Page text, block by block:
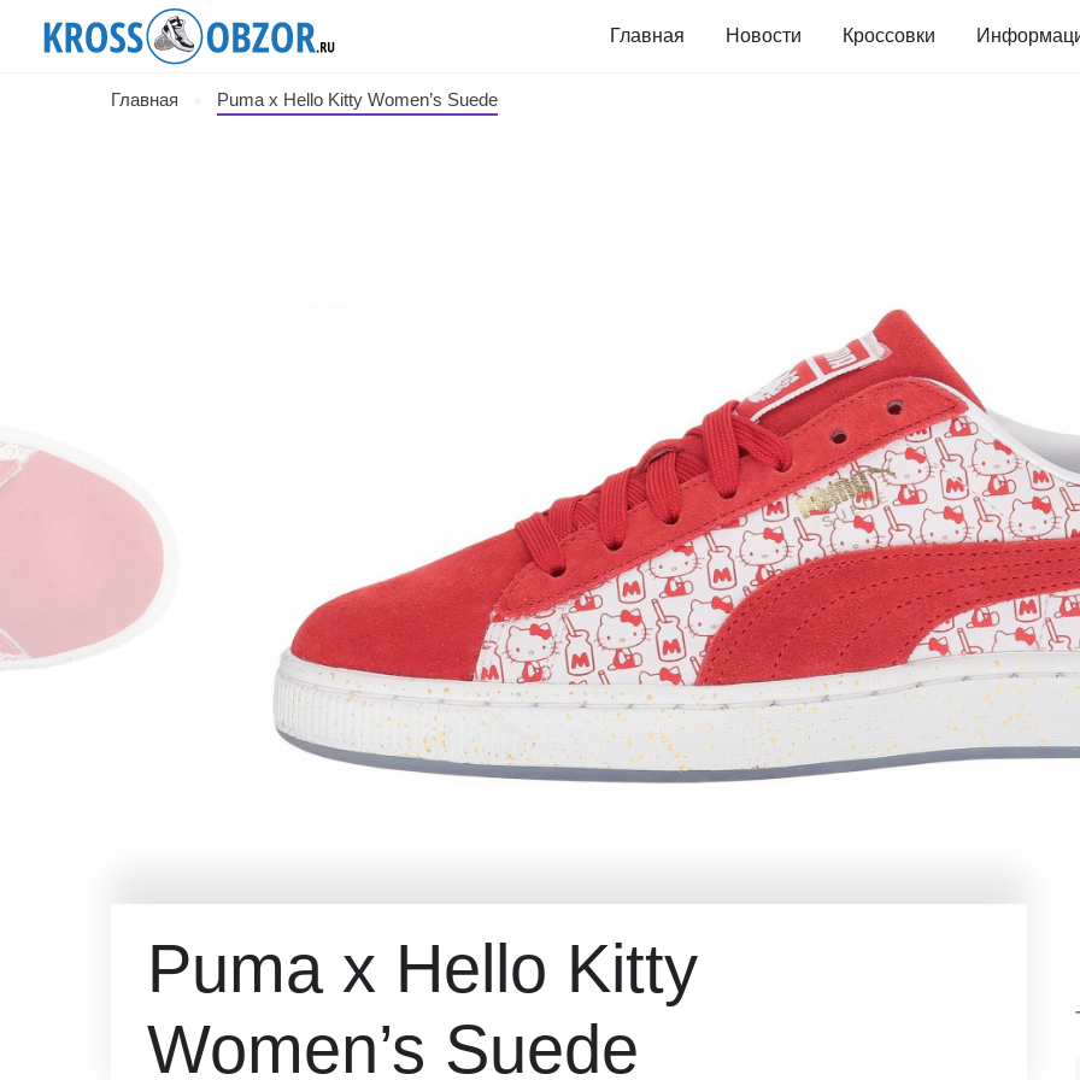
Главная Новости Кроссовки
Главная Puma x Hello Kitty Women’s Suede
Puma x Hello Kitty
Women’s Suede